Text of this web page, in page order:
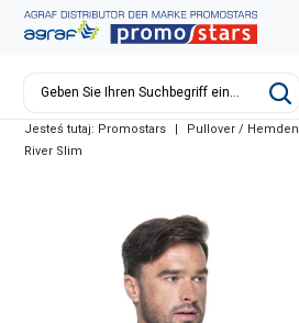
Jesteś tutaj: Promostars | Pullover / Hemden
River Slim